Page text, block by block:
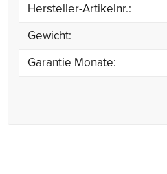
Hersteller-Artikelnr.:
Gewicht:
Garantie Monate: